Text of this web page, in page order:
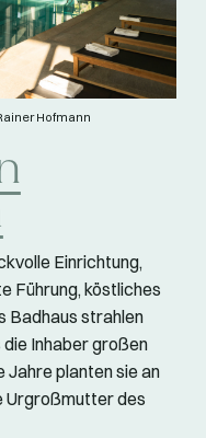
Hofmann
Einrichtung,
Führung, köstliches
Badhaus strahlen
Inhaber großen
Jahre planten sie an
Urgroßmutter des